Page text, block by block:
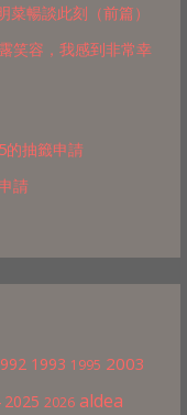
暢談此刻（前篇）
笑容，我感到非常幸
的抽籤申請
請
1993 1995 2003
2025 2026 aldea